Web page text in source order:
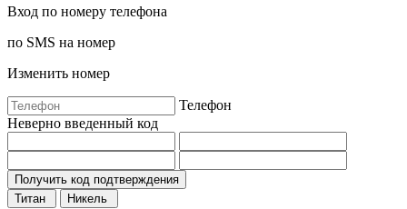
Вход по номеру телефона
по SMS на номер
Изменить номер
Телефон
Неверно введенный код
Получить код подтверждения
Титан
Никель